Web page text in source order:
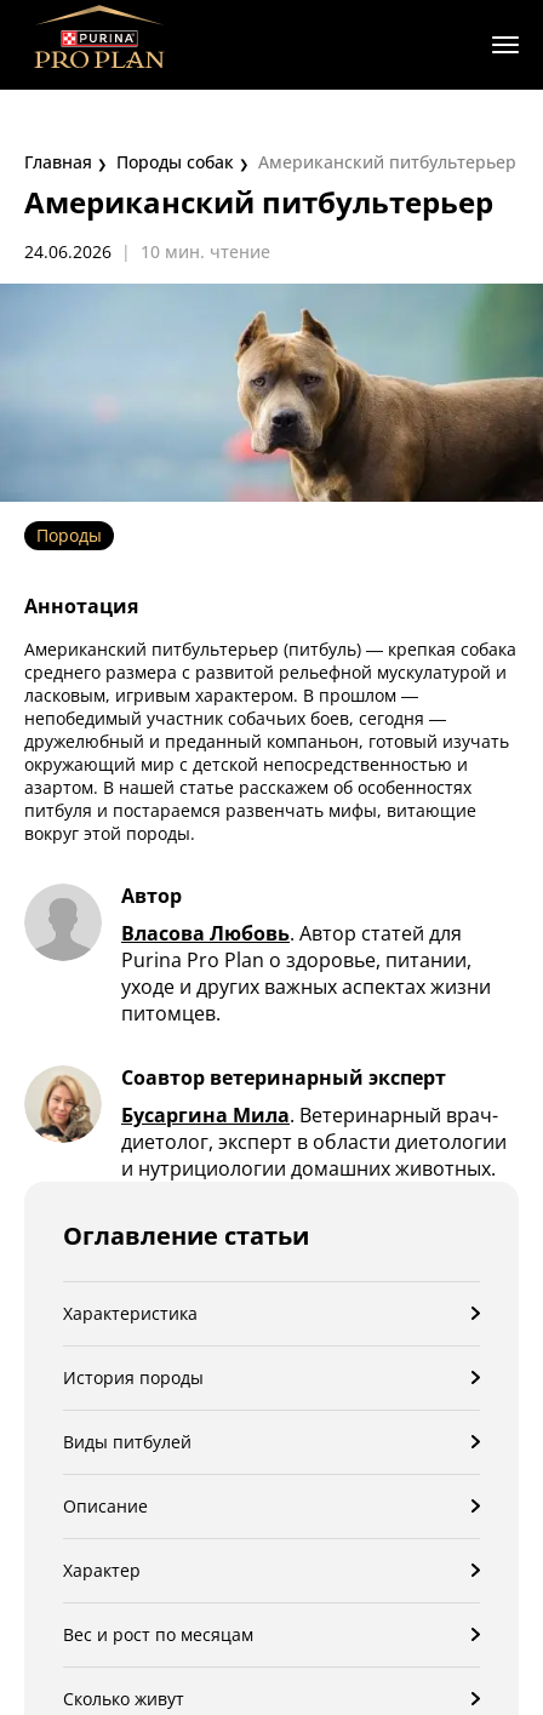
Главная Породы собак Американский питбультерьер
Американский питбультерьер
24.06.2026 | 10 мин. чтение
Породы
Аннотация
Американский питбультерьер (питбуль) — крепкая собака
среднего размера с развитой рельефной мускулатурой и
ласковым, игривым характером. В прошлом —
непобедимый участник собачьих боев, сегодня —
дружелюбный и преданный компаньон, готовый изучать
окружающий мир с детской непосредственностью и
азартом. В нашей статье расскажем об особенностях
питбуля и постараемся развенчать мифы, витающие
вокруг этой породы.
Автор
Власова Любовь. Автор статей для
Purina Pro Plan о здоровье, питании,
уходе и других важных аспектах жизни
питомцев.
Соавтор ветеринарный эксперт
Бусаргина Мила. Ветеринарный врач-
диетолог, эксперт в области диетологии
и нутрициологии домашних животных.
Оглавление статьи
Характеристика
История породы
Виды питбулей
Описание
Характер
Вес и рост по месяцам
Сколько живут